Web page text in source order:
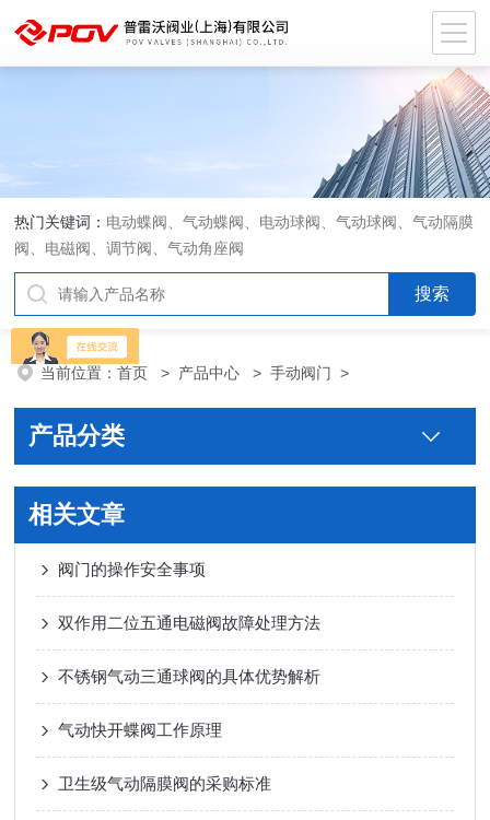
热门关键词： 电动蝶阀、气动蝶阀、电动球阀、气动球阀、气动隔膜
阀、电磁阀、调节阀、气动角座阀
当前位置：首页 > 产品中心 >手动阀门 >
产品分类
相关文章
阀门的操作安全事项
双作用二位五通电磁阀故障处理方法
不锈钢气动三通球阀的具体优势解析
气动快开蝶阀工作原理
卫生级气动隔膜阀的采购标准